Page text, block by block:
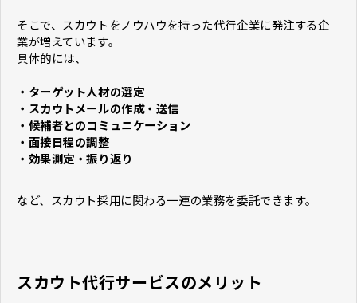
そこで、スカウトをノウハウを持った代行企業に発注する企
業が増えています。
具体的には、
・ターゲット人材の選定
・スカウトメールの作成・送信
・候補者とのコミュニケーション
・面接日程の調整
・効果測定・振り返り
など、スカウト採用に関わる一連の業務を委託できます。
スカウト代行サービスのメリット